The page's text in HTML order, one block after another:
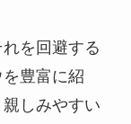
を回避する
豊富に紹
しみやすい